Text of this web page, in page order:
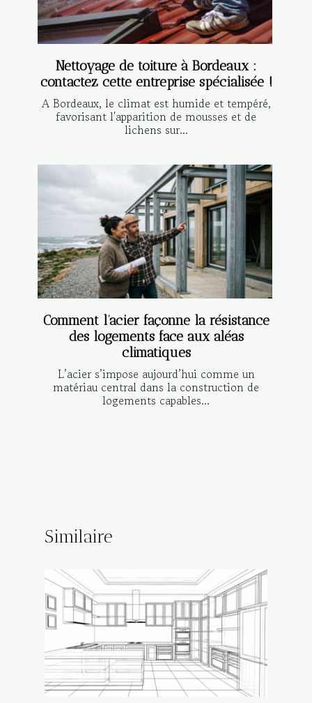
Nettoyage de toiture à Bordeaux :
contactez cette entreprise spécialisée !
A Bordeaux, le climat est humide et tempéré,
favorisant l'apparition de mousses et de
lichens sur...
Comment l’acier façonne la résistance
des logements face aux aléas
climatiques
L’acier s’impose aujourd’hui comme un
matériau central dans la construction de
logements capables...
Similaire